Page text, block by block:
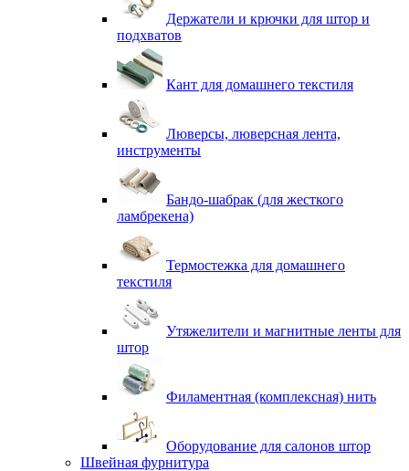
Держатели и крючки для штор и
подхватов
Кант для домашнего текстиля
Люверсы, люверсная лента,
инструменты
Бандо-шабрак (для жесткого
ламбрекена)
Термостежка для домашнего
текстиля
Утяжелители и магнитные ленты для
штор
Филаментная (комплексная) нить
Оборудование для салонов штор
Швейная фурнитура